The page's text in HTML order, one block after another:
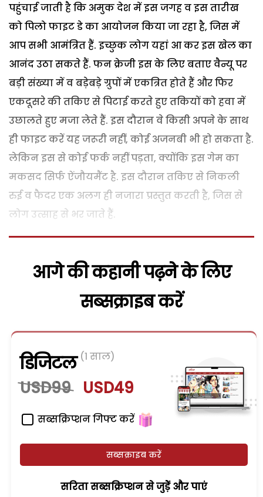
पहुंचाई जाती है कि अमुक देश में इस जगह व इस तारीख
को पिलो फाइट डे का आयोजन किया जा रहा है, जिस में
आप सभी आमंत्रित हैं. इच्छुक लोग यहां आ कर इस खेल का
आनंद उठा सकते हैं. फन क्रेजी इस के लिए बताए वैन्यू पर
बड़ी संख्या में व बड़ेबड़े ग्रुपों में एकत्रित होते हैं और फिर
एकदूसरे की तकिए से पिटाई करते हुए तकियों को हवा में
उछालते हुए मजा लेते हैं. इस दौरान वे किसी अपने के साथ
ही फाइट करें यह जरूरी नहीं, कोई अजनबी भी हो सकता है.
लेकिन इस से कोई फर्क नहीं पड़ता, क्योंकि इस गेम का
मकसद सिर्फ ऐंजौयमैंट है. इस दौरान तकिए से निकली
रुई व फैदर एक अलग ही नजारा प्रस्तुत करती है, जिस से
लोग उत्साह से भर जाते हैं.
आगे की कहानी पढ़ने के लिए
सब्सक्राइब करें
डिजिटल (1 साल)
USD99 USD49
सब्सक्रिप्शन गिफ्ट करें
सब्सक्राइब करें
सरिता सब्सक्रिप्शन से जुड़ेें और पाएं